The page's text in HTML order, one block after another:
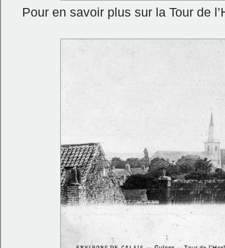
Pour en savoir plus sur la Tour de